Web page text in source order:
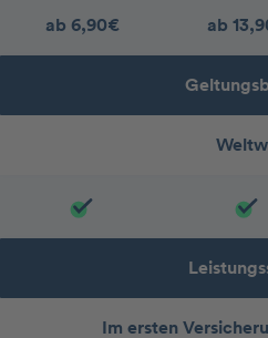
ab 6,90€ ab
Im ersten